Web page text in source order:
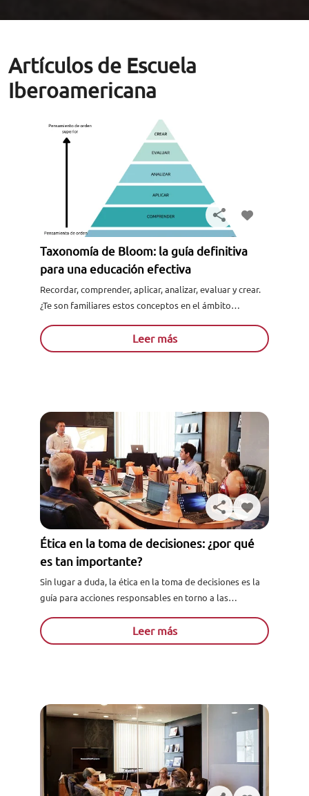
Artículos de Escuela
Iberoamericana
Taxonomía de Bloom: la guía definitiva
para una educación efectiva
Recordar, comprender, aplicar, analizar, evaluar y crear.
¿Te son familiares estos conceptos en el ámbito
las distintas fases de estudio de ...
Leer más
Ética en la toma de decisiones: ¿por qué
es tan importante?
Sin lugar a duda, la ética en la toma de decisiones es la
guía para acciones responsables en torno a las
no solo a los trabajadores sino tambié...
Leer más